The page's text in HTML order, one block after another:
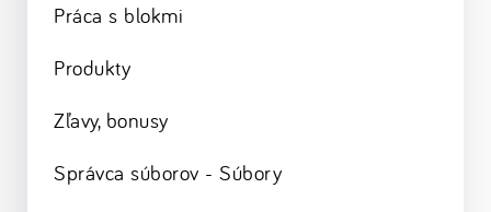
Práca s blokmi
Produkty
Zľavy, bonusy
Správca súborov - Súbory